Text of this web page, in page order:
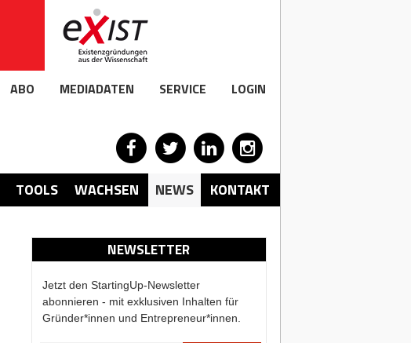
ABO MEDIADATEN SERVICE LOGIN
TOOLS WACHSEN NEWS KONTAKT
NEWSLETTER
Jetzt den StartingUp-Newsletter
abonnieren - mit exklusiven Inhalten für
Gründer*innen und Entrepreneur*innen.